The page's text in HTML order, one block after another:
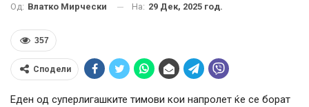
Од: Влатко Мирчески На: 29 Дек, 2025 год.
357
Сподели
Еден од суперлигашките тимови кои напролет ќе се борат